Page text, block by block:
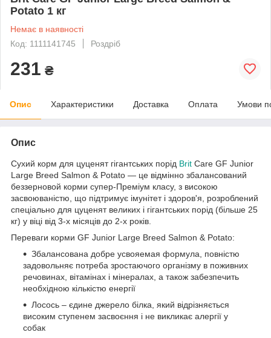
Potato 1 кг
Немає в наявності
Код: 1111141745
Роздріб
231 ₴
Опис Характеристики Доставка Оплата Умови
Опис
Сухий корм для цуценят гігантських порід Brit Care GF Junior
Large Breed Salmon & Potato — це відмінно збалансований
беззерновой корми супер-Преміум класу, з високою
засвоюваністю, що підтримує імунітет і здоров'я, розроблений
спеціально для цуценят великих і гігантських порід (більше 25
кг) у віці від 3-х місяців до 2-х років.
Переваги корми GF Junior Large Breed Salmon & Potato:
Збалансована добре усвояемая формула, повністю
задовольняє потреба зростаючого організму в поживних
речовинах, вітамінах і мінералах, а також забезпечить
необхідною кількістю енергії
Лосось – єдине джерело білка, який відрізняється
високим ступенем засвоєння і не викликає алергії у
собак